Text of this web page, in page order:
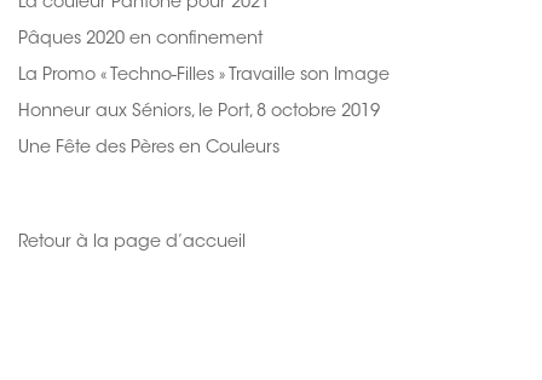
Pâques 2020 en confinement
La Promo « Techno-Filles » Travaille son Image
Honneur aux Séniors, le Port, 8 octobre 2019
Une Fête des Pères en Couleurs
Retour à la page d’accueil